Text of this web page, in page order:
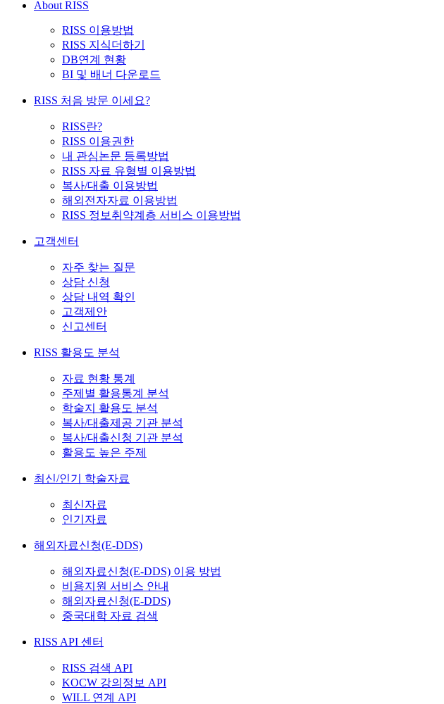
About RISS
RISS 이용방법
RISS 지식더하기
DB연계 현황
BI 및 배너 다운로드
RISS 처음 방문 이세요?
RISS란?
RISS 이용권한
내 관심논문 등록방법
RISS 자료 유형별 이용방법
복사/대출 이용방법
해외전자자료 이용방법
RISS 정보취약계층 서비스 이용방법
고객센터
자주 찾는 질문
상담 신청
상담 내역 확인
고객제안
신고센터
RISS 활용도 분석
자료 현황 통계
주제별 활용통계 분석
학술지 활용도 분석
복사/대출제공 기관 분석
복사/대출신청 기관 분석
활용도 높은 주제
최신/인기 학술자료
최신자료
인기자료
해외자료신청(E-DDS)
해외자료신청(E-DDS) 이용 방법
비용지원 서비스 안내
해외자료신청(E-DDS)
중국대학 자료 검색
RISS API 센터
RISS 검색 API
KOCW 강의정보 API
WILL 연계 API